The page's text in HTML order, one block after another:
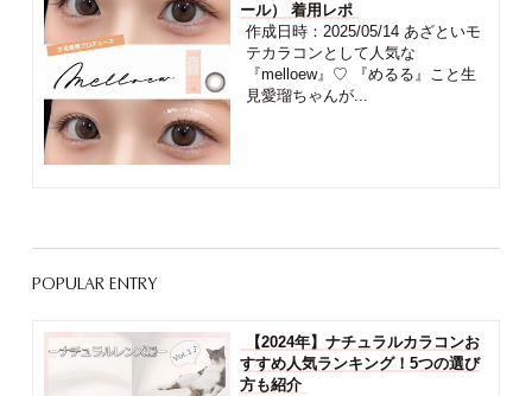
ール） 着用レポ
作成日時：2025/05/14 あざといモ
テカラコンとして人気な
『melloew』♡ 『めるる』こと生
見愛瑠ちゃんが...
POPULAR ENTRY
【2024年】ナチュラルカラコンお
すすめ人気ランキング！5つの選び
方も紹介